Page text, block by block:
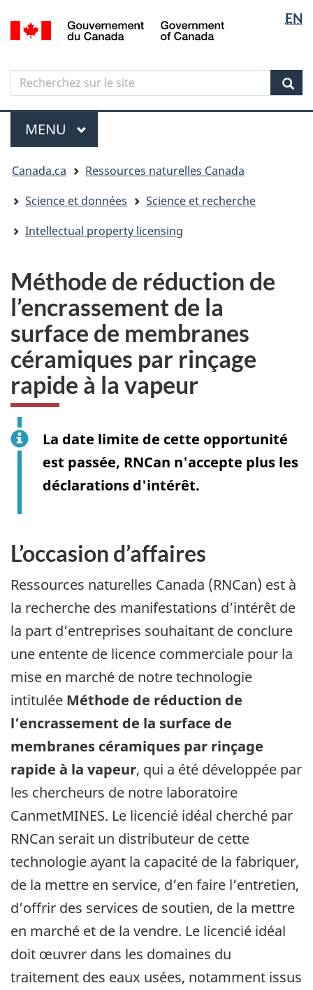
Aller
au
principal
Skip
to
government"
Passer
à
version
simplifiée
langue
EN
Canada
Search
Recherchez
sur
le
site
Menu
MENU PRINCIPAL
êtes
ici
Canada.ca
Ressources naturelles Canada
Science et données
Science et recherche
Intellectual property licensing
Méthode de réduction de
l’encrassement de la
surface de membranes
céramiques par rinçage
rapide à la vapeur
La date limite de cette opportunité
est passée, RNCan n'accepte plus les
déclarations d'intérêt.
L’occasion d’affaires
Ressources naturelles Canada (RNCan) est à
la recherche des manifestations d’intérêt de
la part d’entreprises souhaitant de conclure
une entente de licence commerciale pour la
mise en marché de notre technologie
intitulée Méthode de réduction de
l’encrassement de la surface de
membranes céramiques par rinçage
rapide à la vapeur, qui a été développée par
les chercheurs de notre laboratoire
CanmetMINES. Le licencié idéal cherché par
RNCan serait un distributeur de cette
technologie ayant la capacité de la fabriquer,
de la mettre en service, d’en faire l’entretien,
d’offrir des services de soutien, de la mettre
en marché et de la vendre. Le licencié idéal
doit œuvrer dans les domaines du
traitement des eaux usées, notamment issus